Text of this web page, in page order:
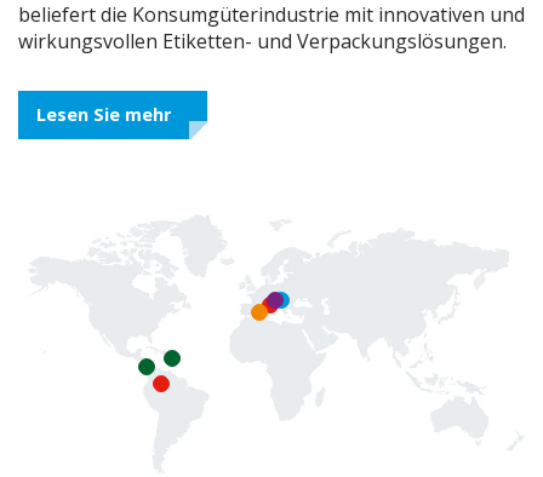
beliefert die Konsumgüterindustrie mit innovativen und
wirkungsvollen Etiketten- und Verpackungslösungen.
Lesen Sie mehr